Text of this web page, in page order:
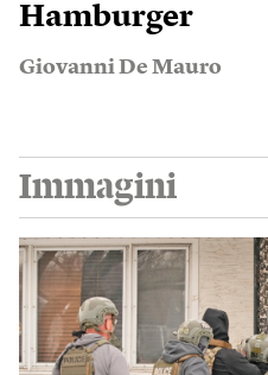
Hamburger
Giovanni De Mauro
Immagini